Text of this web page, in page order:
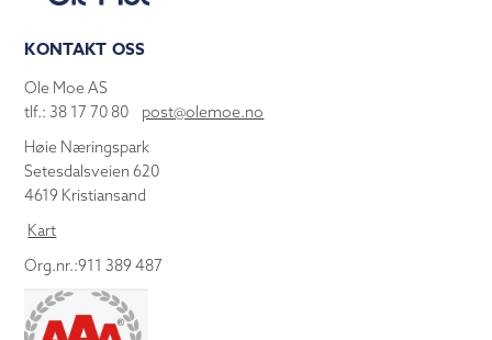
KONTAKT OSS
Ole Moe AS
tlf.: 38 17 70 80 post@olemoe.no
Høie Næringspark
Setesdalsveien 620
4619 Kristiansand
Kart
Org.nr.:911 389 487